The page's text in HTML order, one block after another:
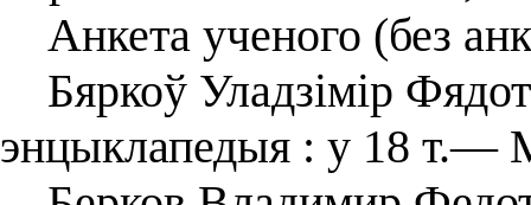
Анкета ученого (без
Бяркоў Уладзімір
энцыклапедыя : у 18